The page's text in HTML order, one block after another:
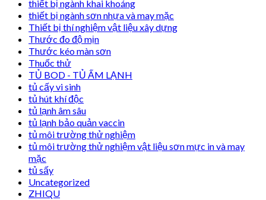
thiết bị ngành khai khoáng
thiết bị ngành sơn nhựa và may mặc
Thiết bị thí nghiệm vật liệu xây dựng
Thước đo độ mịn
Thước kéo màn sơn
Thuốc thử
TỦ BOD - TỦ ẤM LẠNH
tủ cấy vi sinh
tủ hút khí độc
tủ lạnh âm sâu
tủ lạnh bảo quản vaccin
tủ môi trường thử nghiệm
tủ môi trường thử nghiệm vật liệu sơn mực in và may
mặc
tủ sấy
Uncategorized
ZHIQU